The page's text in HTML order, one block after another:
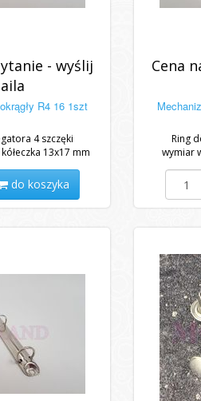
- wyślij
R4 16 1szt
4 szczęki
13x17 mm
do koszyka
Cena
Ring
wymiar